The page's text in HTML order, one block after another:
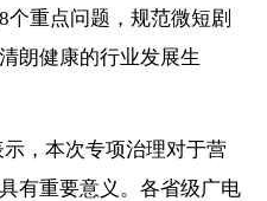
重点问题，规范微短剧
朗健康的行业发展生
，本次专项治理对于营
有重要意义。各省级广电